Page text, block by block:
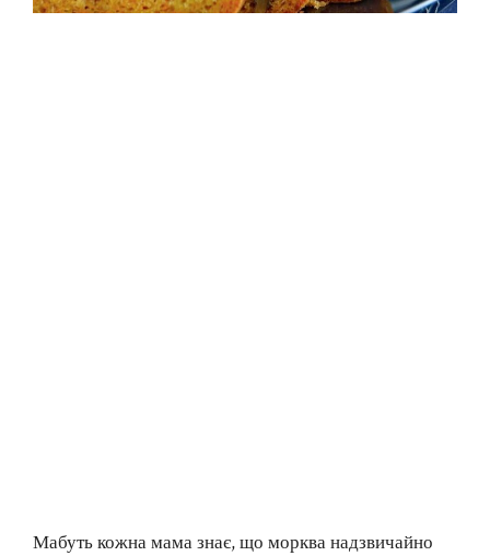
Мабуть кожна мама знає, що морква надзвичайно